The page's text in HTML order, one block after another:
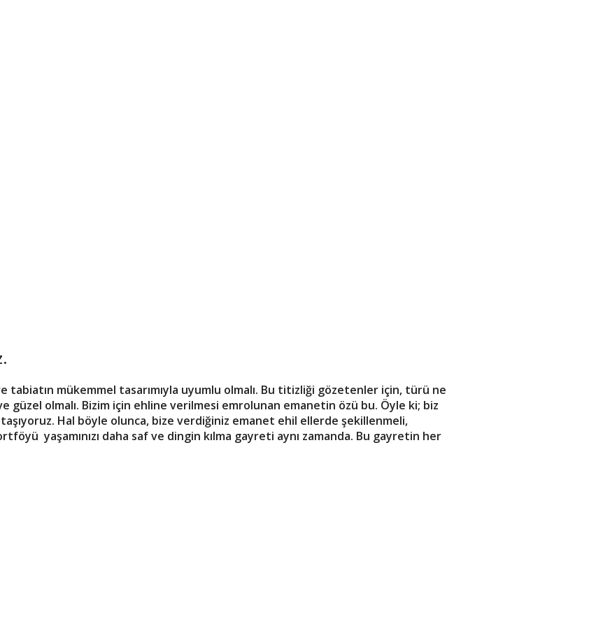
tabiatın mükemmel tasarımıyla uyumlu olmalı. Bu titizliği gözetenler için, türü ne
olmalı. Bizim için ehline verilmesi emrolunan emanetin özü bu. Öyle ki; biz
Hal böyle olunca, bize verdiğiniz emanet ehil ellerde şekillenmeli,
yaşamınızı daha saf ve dingin kılma gayreti aynı zamanda. Bu gayretin her